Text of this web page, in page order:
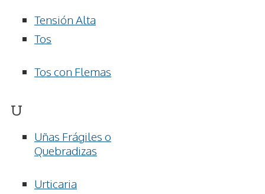
Tensión Alta
Tos
Tos con Flemas
U
Uñas Frágiles o
Quebradizas
Urticaria